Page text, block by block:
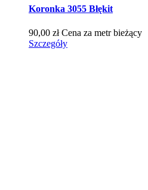
Koronka 3055 Błękit
90,00 złCena za metr bieżący
Szczegóły